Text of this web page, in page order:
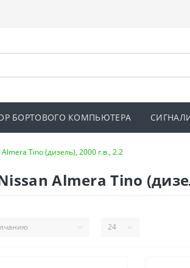
БОРТОВОГО КОМПЬЮТЕРА
Almera Tino (дизель), 2000 г.в., 2.2
Almera Tino